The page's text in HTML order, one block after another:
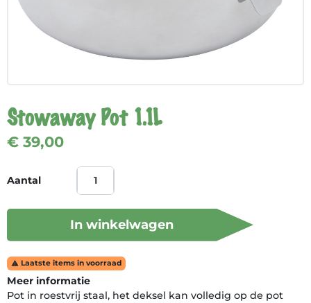
Stowaway Pot 1.1L
€ 39,00
Aantal
In winkelwagen
 Laatste items in voorraad
Meer informatie
Pot in roestvrij staal, het deksel kan volledig op de pot